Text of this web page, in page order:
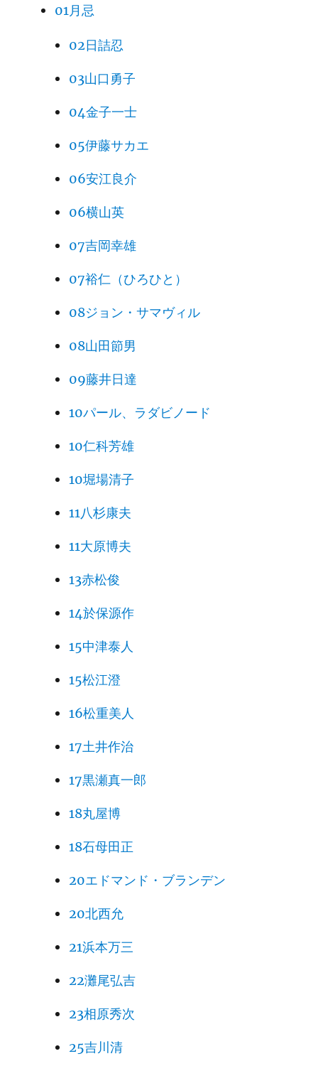
01月忌
02日詰忍
03山口勇子
04金子一士
05伊藤サカエ
06安江良介
06横山英
07吉岡幸雄
07裕仁（ひろひと）
08ジョン・サマヴィル
08山田節男
09藤井日達
10パール、ラダビノード
10仁科芳雄
10堀場清子
11八杉康夫
11大原博夫
13赤松俊
14於保源作
15中津泰人
15松江澄
16松重美人
17土井作治
17黒瀬真一郎
18丸屋博
18石母田正
20エドマンド・ブランデン
20北西允
21浜本万三
22灘尾弘吉
23相原秀次
25吉川清